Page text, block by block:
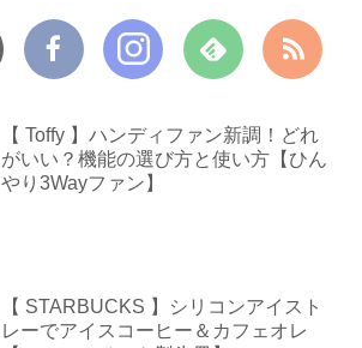
【 Toffy 】ハンディファン新調！どれ
がいい？機能の選び方と使い方【ひん
やり3Wayファン】
【 STARBUCKS 】シリコンアイスト
レーでアイスコーヒー＆カフェオレ